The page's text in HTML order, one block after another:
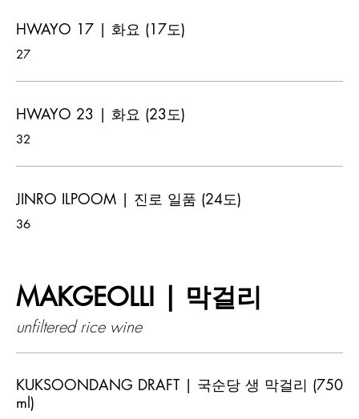
HWAYO 17 | 화요 (17도)
27
HWAYO 23 | 화요 (23도)
32
JINRO ILPOOM | 진로 일품 (24도)
36
MAKGEOLLI | 막걸리
unfiltered rice wine
KUKSOONDANG DRAFT | 국순당 생 막걸리 (750
ml)